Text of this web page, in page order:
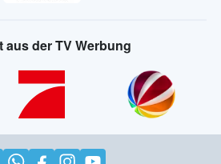
aus der TV Werbung